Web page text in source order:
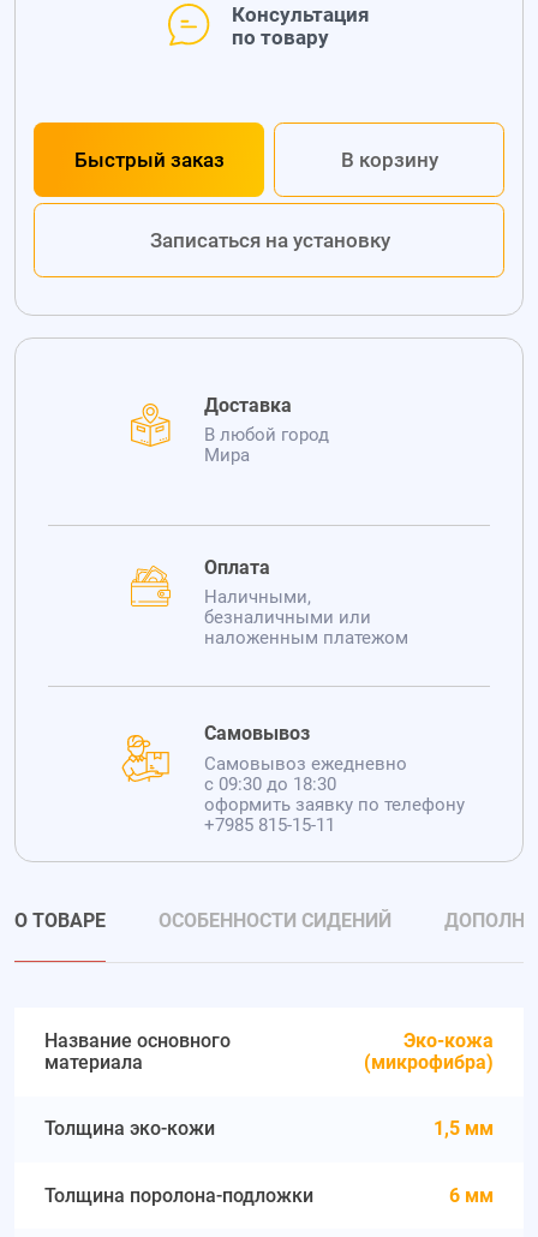
Консультация
по товару
Быстрый заказ В корзину
Записаться на установку
Доставка
В любой город
Мира
Оплата
Наличными,
безналичными или
наложенным платежом
Самовывоз
Самовывоз ежедневно
с 09:30 до 18:30
оформить заявку по телефону
+7985 815-15-11
О ТОВАРЕ ОСОБЕННОСТИ СИДЕНИЙ
Название основного
материала
Эко-кожа
(микрофибра)
Толщина эко-кожи 1,5 мм
Толщина поролона-подложки 6 мм